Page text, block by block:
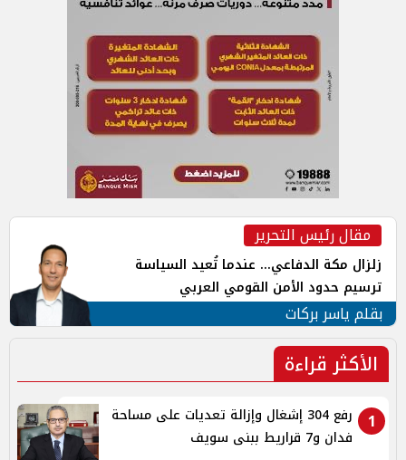
مقال رئيس التحرير
زلزال مكة الدفاعي... عندما تُعيد السياسة
ترسيم حدود الأمن القومي العربي
بقلم ياسر بركات
الأكثر قراءة
1
رفع 304 إشغال وإزالة تعديات على مساحة
فدان و7 قراريط ببنى سويف